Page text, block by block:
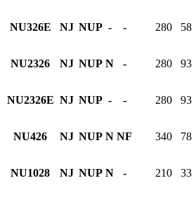
NU326E NJ NUP - - 280 58
NU2326 NJ NUP N - 280 93
NU2326E NJ NUP - - 280 93
NU426 NJ NUP N NF 340 78
NU1028 NJ NUP N - 210 33